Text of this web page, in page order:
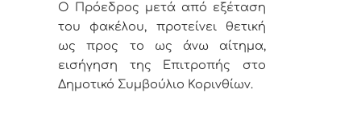
Ο Πρόεδρος μετά από εξέταση
του φακέλου, προτείνει θετική
ως προς το ως άνω αίτημα,
εισήγηση της Επιτροπής στο
Δημοτικό Συμβούλιο Κορινθίων.